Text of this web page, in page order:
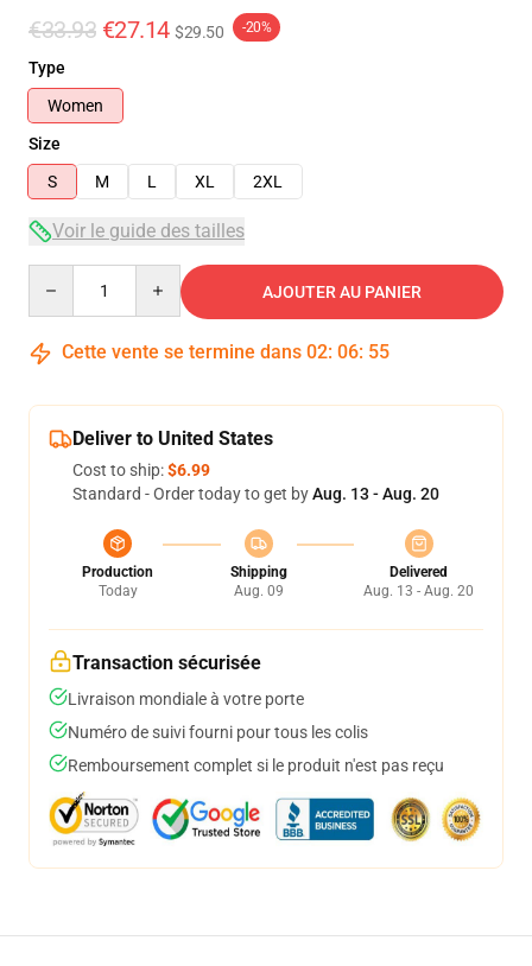
€33.93 €27.14 $29.50 -20%
Type
Women
Size
S
M L XL 2XL
Voir le guide des tailles
AJOUTER AU PANIER
Cette vente se termine dans 02: 06: 54
Deliver to United States
Cost to ship:$6.99
Standard - Order today to get byAug. 13 - Aug. 20
Production
Today
Shipping
Aug. 09
Delivered
Aug. 13 - Aug. 20
Transaction sécurisée
Livraison mondiale à votre porte
Numéro de suivi fourni pour tous les colis
Remboursement complet si le produit n'est pas reçu